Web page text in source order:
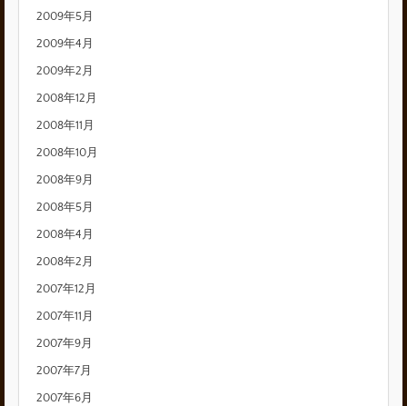
2009年5月
2009年4月
2009年2月
2008年12月
2008年11月
2008年10月
2008年9月
2008年5月
2008年4月
2008年2月
2007年12月
2007年11月
2007年9月
2007年7月
2007年6月